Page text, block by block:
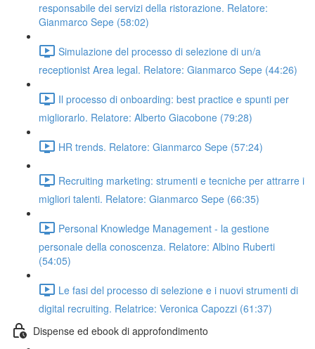
responsabile dei servizi della ristorazione. Relatore:
Gianmarco Sepe (58:02)
Simulazione del processo di selezione di un/a
receptionist Area legal. Relatore: Gianmarco Sepe (44:26)
Il processo di onboarding: best practice e spunti per
migliorarlo. Relatore: Alberto Giacobone (79:28)
HR trends. Relatore: Gianmarco Sepe (57:24)
Recruiting marketing: strumenti e tecniche per attrarre i
migliori talenti. Relatore: Gianmarco Sepe (66:35)
Personal Knowledge Management - la gestione
personale della conoscenza. Relatore: Albino Ruberti
(54:05)
Le fasi del processo di selezione e i nuovi strumenti di
digital recruiting. Relatrice: Veronica Capozzi (61:37)
Dispense ed ebook di approfondimento